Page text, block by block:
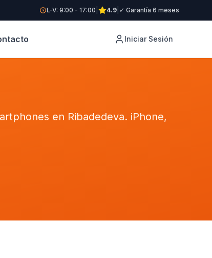
L-V: 9:00 - 17:00 4.9 ✓ Garantía 6 meses
Iniciar Sesión
en Ribadedeva. iPhone,